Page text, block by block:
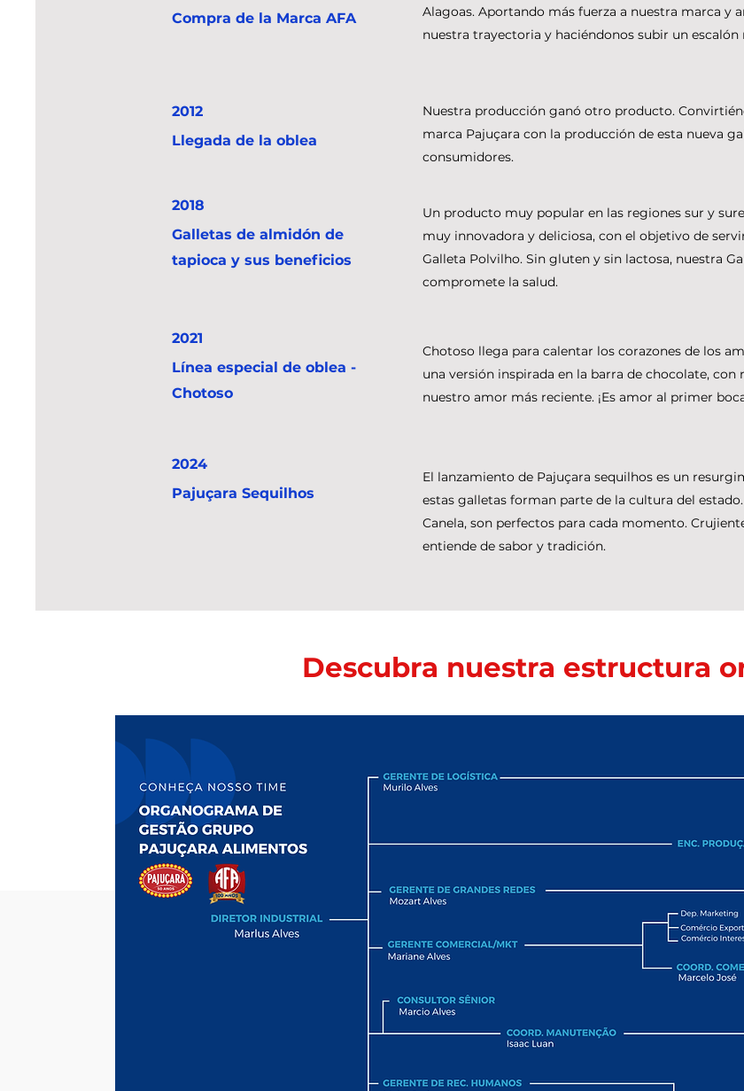
Compra de la Marca AFA
Alagoas. Aportando más fuerza a nuestra marca y
nuestra trayectoria y haciéndonos subir un escalón
2012
Llegada de la oblea
Nuestra producción ganó otro producto.
marca Pajuçara con la producción de esta nueva
consumidores.
2018
Galletas de almidón de
tapioca y sus beneficios
Un producto muy popular en las regiones sur y
muy innovadora y deliciosa, con el objetivo de
Galleta Polvilho. Sin gluten y sin lactosa, nuestra
compromete la salud.
2021
Línea especial de oblea -
Chotoso
Chotoso llega para calentar los corazones de los
una versión inspirada en la barra de chocolate,
nuestro amor más reciente. ¡Es amor al primer
2024
Pajuçara Sequilhos
El lanzamiento de Pajuçara sequilhos es un
estas galletas forman parte de la cultura del
Canela, son perfectos para cada momento.
entiende de sabor y tradición.
Descubra nuestra estructura